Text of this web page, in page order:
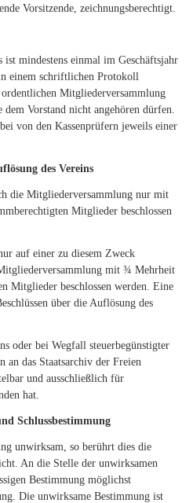
Vorsitzende, zeichnungsberechtigt.
ist mindestens einmal im Geschäftsjahr
einem schriftlichen Protokoll
Mitgliederversammlung
Vorstand nicht angehören dürfen.
von den Kassenprüfern jeweils einer
des Vereins
die Mitgliederversammlung nur mit
Mitglieder beschlossen
auf einer zu diesem Zweck
mit ¾ Mehrheit
Mitglieder beschlossen werden. Eine
über die Auflösung des
oder bei Wegfall steuerbegünstigter
an das Staatsarchiv der Freien
und ausschließlich für
hat.
Schlussbestimmung
unwirksam, so berührt dies die
An die Stelle der unwirksamen
Bestimmung möglichst
Die unwirksame Bestimmung ist